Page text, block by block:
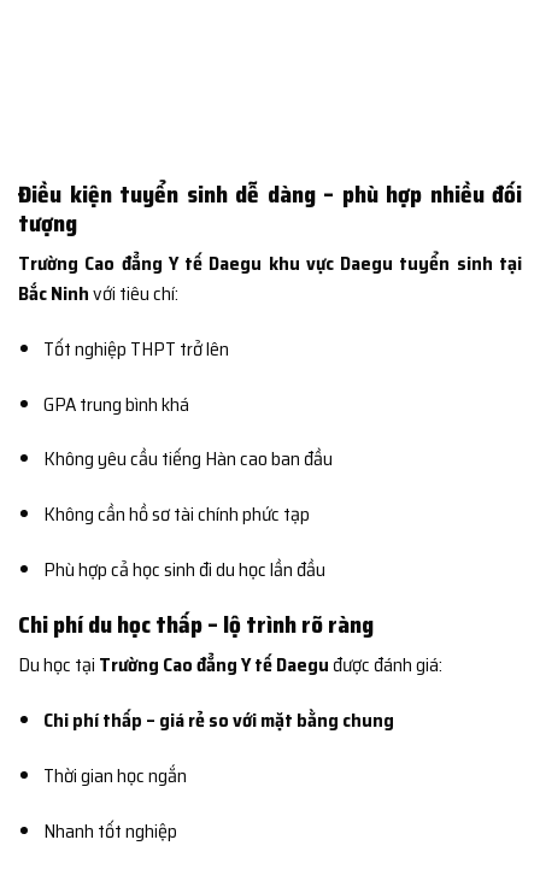
Điều kiện tuyển sinh dễ dàng – phù hợp nhiều đối
tượng
Trường Cao đẳng Y tế Daegu khu vực Daegu tuyển sinh tại
Bắc Ninhvới tiêu chí:
Tốt nghiệp THPT trở lên
GPA trung bình khá
Không yêu cầu tiếng Hàn cao ban đầu
Không cần hồ sơ tài chính phức tạp
Phù hợp cả học sinh đi du học lần đầu
Chi phí du học thấp – lộ trình rõ ràng
Du học tại Trường Cao đẳng Y tế Daeguđược đánh giá:
Chi phí thấp – giá rẻ so với mặt bằng chung
Thời gian học ngắn
Nhanh tốt nghiệp